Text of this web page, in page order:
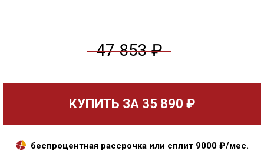
47 853 ₽
КУПИТЬ ЗА 35 890 ₽
беспроцентная рассрочка или сплит 9000 ₽/мес.